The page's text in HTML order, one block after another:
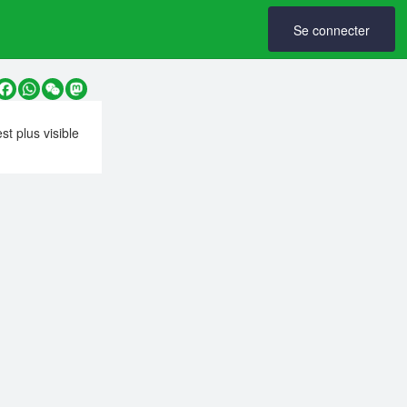
Se connecter
Facebook
WhatsApp
WeChatMastodon
plus visible